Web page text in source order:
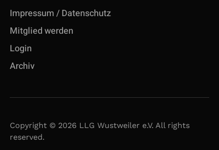
Impressum / Datenschutz
Mitglied werden
Login
Archiv
Copyright © 2026 LLG Wustweiler e.V. All rights
reserved.